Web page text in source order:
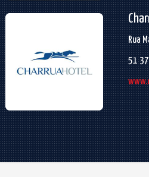
Rua
51